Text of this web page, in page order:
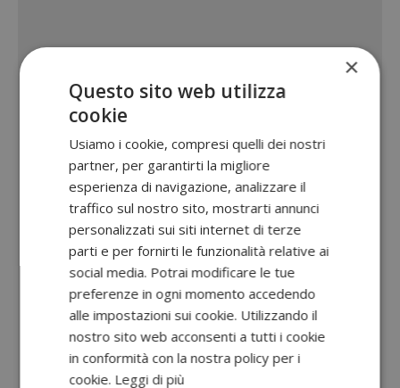
×
Questo sito web utilizza
cookie
Usiamo i cookie, compresi quelli dei nostri
partner, per garantirti la migliore
esperienza di navigazione, analizzare il
traffico sul nostro sito, mostrarti annunci
personalizzati sui siti internet di terze
parti e per fornirti le funzionalità relative ai
social media. Potrai modificare le tue
preferenze in ogni momento accedendo
alle impostazioni sui cookie. Utilizzando il
nostro sito web acconsenti a tutti i cookie
in conformità con la nostra policy per i
cookie. Leggi di più